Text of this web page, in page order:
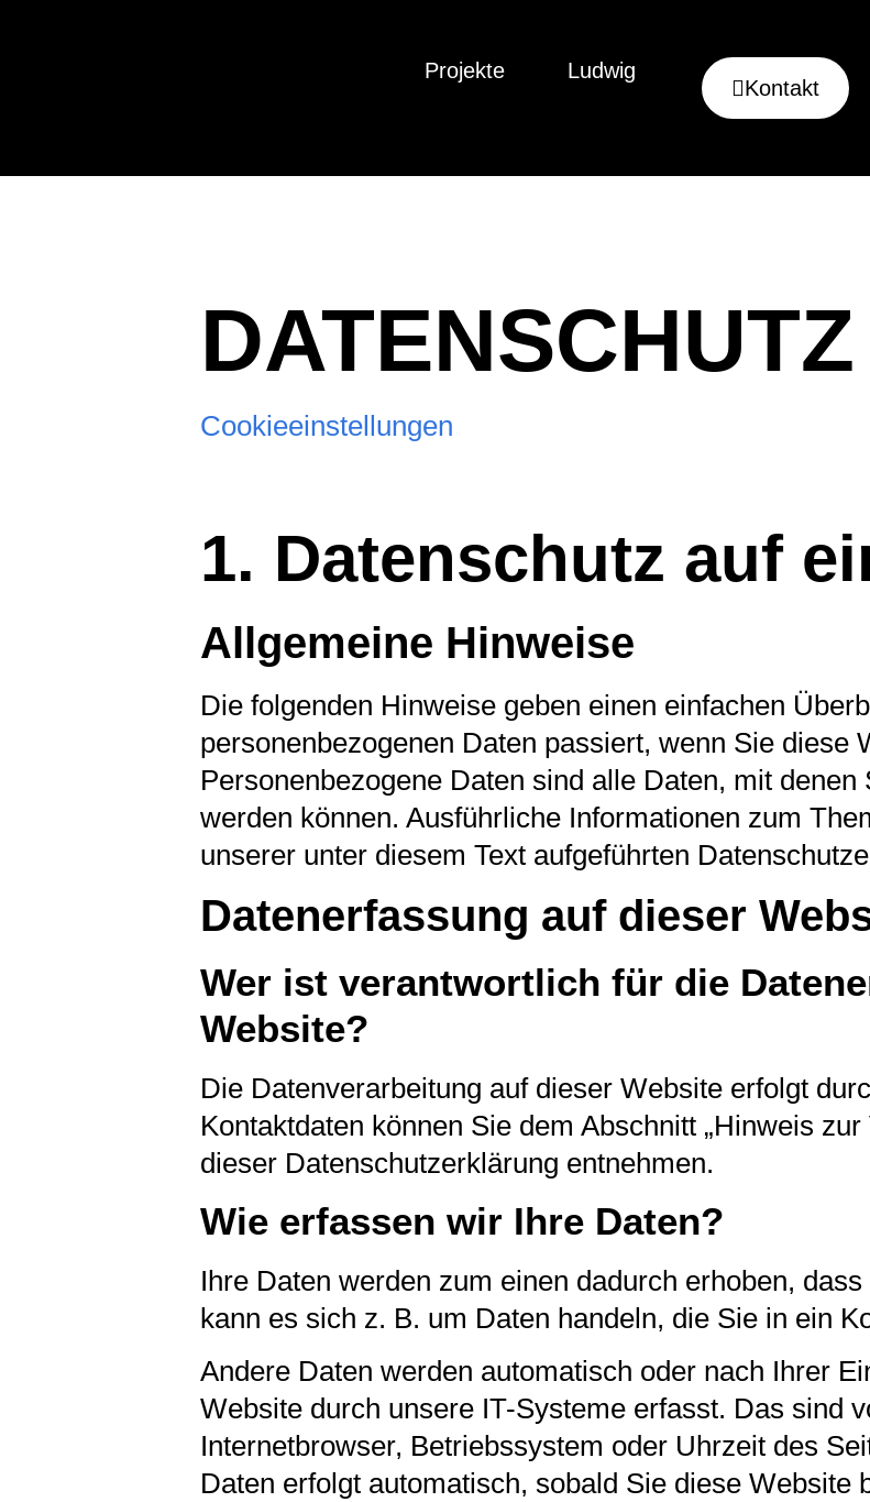
Projekte Ludwig
Kontakt
DATENSCHUTZ
Cookieeinstellungen
1. Datenschutz auf
Allgemeine Hinweise
Die folgenden Hinweise geben einen einfachen
personenbezogenen Daten passiert, wenn Sie diese
Personenbezogene Daten sind alle Daten, mit
werden können. Ausführliche Informationen zum
unserer unter diesem Text aufgeführten
Datenerfassung auf dieser
Wer ist verantwortlich für die
Website?
Die Datenverarbeitung auf dieser Website erfolgt
Kontaktdaten können Sie dem Abschnitt „Hinweis
dieser Datenschutzerklärung entnehmen.
Wie erfassen wir Ihre Daten?
Ihre Daten werden zum einen dadurch erhoben,
kann es sich z. B. um Daten handeln, die Sie in ein
Andere Daten werden automatisch oder nach Ihrer
Website durch unsere IT-Systeme erfasst. Das sind
Internetbrowser, Betriebssystem oder Uhrzeit des
Daten erfolgt automatisch, sobald Sie diese Website